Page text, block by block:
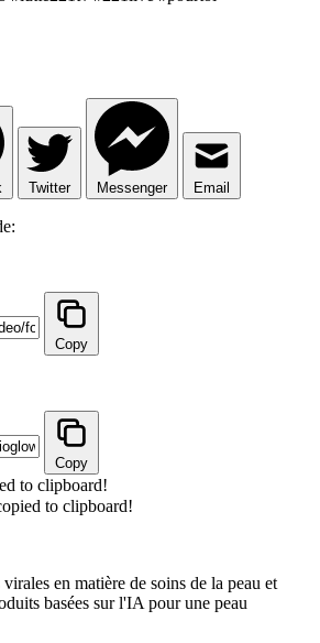
Twitter Messenger Email
Copy
Copy
to clipboard!
to clipboard!
en matière de soins de la peau et
basées sur l'IA pour une peau